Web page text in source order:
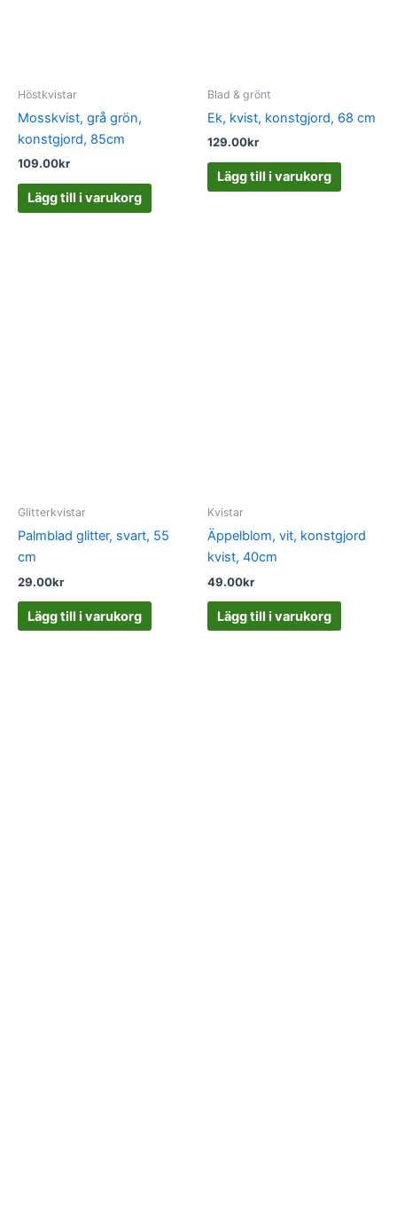
Höstkvistar
Mosskvist, grå grön,
konstgjord, 85cm
109.00kr
Lägg till i varukorg
Blad & grönt
Ek, kvist, konstgjord, 68 cm
129.00kr
Lägg till i varukorg
Glitterkvistar
Palmblad glitter, svart, 55
cm
29.00kr
Lägg till i varukorg
Kvistar
Äppelblom, vit, konstgjord
kvist, 40cm
49.00kr
Lägg till i varukorg